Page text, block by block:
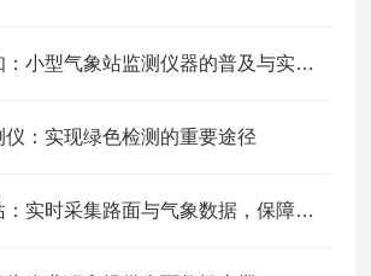
精细化气象感知：小型气象站监测仪器的普及与实用价值
：实现绿色检测的重要途径
高速气象监测站：实时采集路面与气象数据，保障道路行车安全